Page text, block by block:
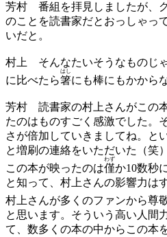
芳村 番組を拝見しましたが、
のことを読書家だとおっしゃっ
いだと。
村上
そんなたいそうなものじ
に比べたら箸
はし
にも棒にもかから
芳村 読書家の村上さんがこの
たのはものすごく感激でした。
さが倍加していきましてね。と
と増刷の連絡をいただいた（笑）
この本が映ったのは僅
わず
か10数秒
と知って、村上さんの影響力は
村上さんが多くのファンから尊
と思います。そういう高い人間
て、数多くの本の中からこの本